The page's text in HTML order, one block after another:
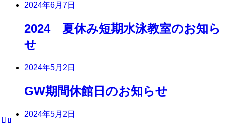
2024年6月7日
2024 夏休み短期水泳教室のお知ら
せ
2024年5月2日
GW期間休館日のお知らせ
2024年5月2日